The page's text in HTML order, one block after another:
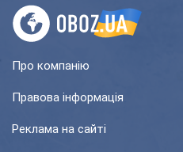
Про компанію
Правова інформація
Реклама на сайті